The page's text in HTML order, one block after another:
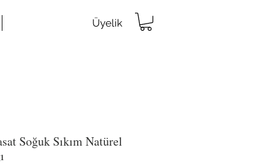
Üyelik
Soğuk Sıkım Natürel